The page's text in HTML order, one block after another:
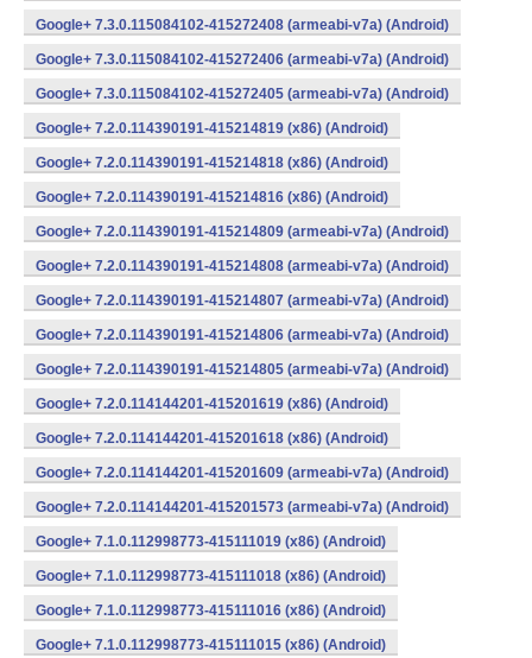
Google+ 7.3.0.115084102-415272408 (armeabi-v7a) (Android)
Google+ 7.3.0.115084102-415272406 (armeabi-v7a) (Android)
Google+ 7.3.0.115084102-415272405 (armeabi-v7a) (Android)
Google+ 7.2.0.114390191-415214819 (x86) (Android)
Google+ 7.2.0.114390191-415214818 (x86) (Android)
Google+ 7.2.0.114390191-415214816 (x86) (Android)
Google+ 7.2.0.114390191-415214809 (armeabi-v7a) (Android)
Google+ 7.2.0.114390191-415214808 (armeabi-v7a) (Android)
Google+ 7.2.0.114390191-415214807 (armeabi-v7a) (Android)
Google+ 7.2.0.114390191-415214806 (armeabi-v7a) (Android)
Google+ 7.2.0.114390191-415214805 (armeabi-v7a) (Android)
Google+ 7.2.0.114144201-415201619 (x86) (Android)
Google+ 7.2.0.114144201-415201618 (x86) (Android)
Google+ 7.2.0.114144201-415201609 (armeabi-v7a) (Android)
Google+ 7.2.0.114144201-415201573 (armeabi-v7a) (Android)
Google+ 7.1.0.112998773-415111019 (x86) (Android)
Google+ 7.1.0.112998773-415111018 (x86) (Android)
Google+ 7.1.0.112998773-415111016 (x86) (Android)
Google+ 7.1.0.112998773-415111015 (x86) (Android)